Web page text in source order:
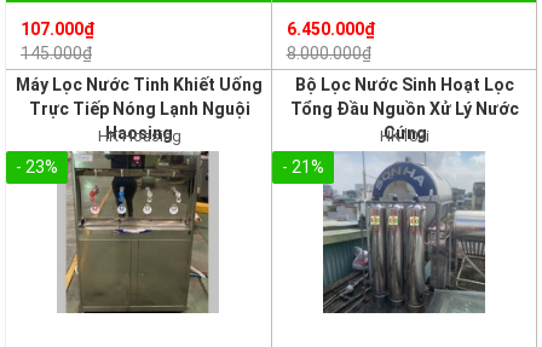
107.000₫
145.000₫
6.450.000₫
8.000.000₫
Máy Lọc Nước Tinh Khiết Uống
Trực Tiếp Nóng Lạnh Nguội
Haosing
HK Hoasing
- 23%
Bộ Lọc Nước Sinh Hoạt Lọc
Tổng Đầu Nguồn Xử Lý Nước
Cứng
HK103i
- 21%